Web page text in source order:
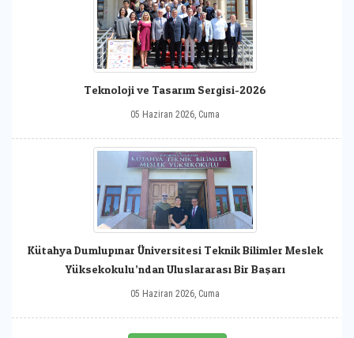
Teknoloji ve Tasarım Sergisi-2026
05 Haziran 2026, Cuma
Kütahya Dumlupınar Üniversitesi Teknik Bilimler Meslek
Yüksekokulu’ndan Uluslararası Bir Başarı
05 Haziran 2026, Cuma